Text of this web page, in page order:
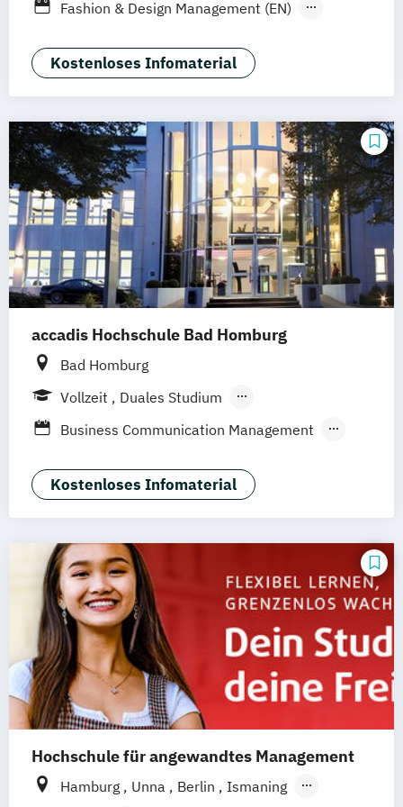
Fashion & Design Management (EN)
Interior Design Luxury Management (EN)
Marken- & Kommunikationsdesign
Sustainability in Creative Industries (EN)
Kostenloses Infomaterial
accadis Hochschule Bad Homburg
Bad Homburg
Vollzeit
Duales Studium
Berufsbegleitendes Präsenzstudium
Business Communication Management
International Marketing Management
Marketing and Event Management
Kostenloses Infomaterial
Hochschule für angewandtes Management
Hamburg Unna Berlin
Ismaning